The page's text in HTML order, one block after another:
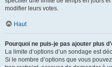
modifier leurs votes.
Haut
Pourquoi ne puis-je pas ajouter plus
La limite d’options d’un sondage est
Si le nombre d’options que vous